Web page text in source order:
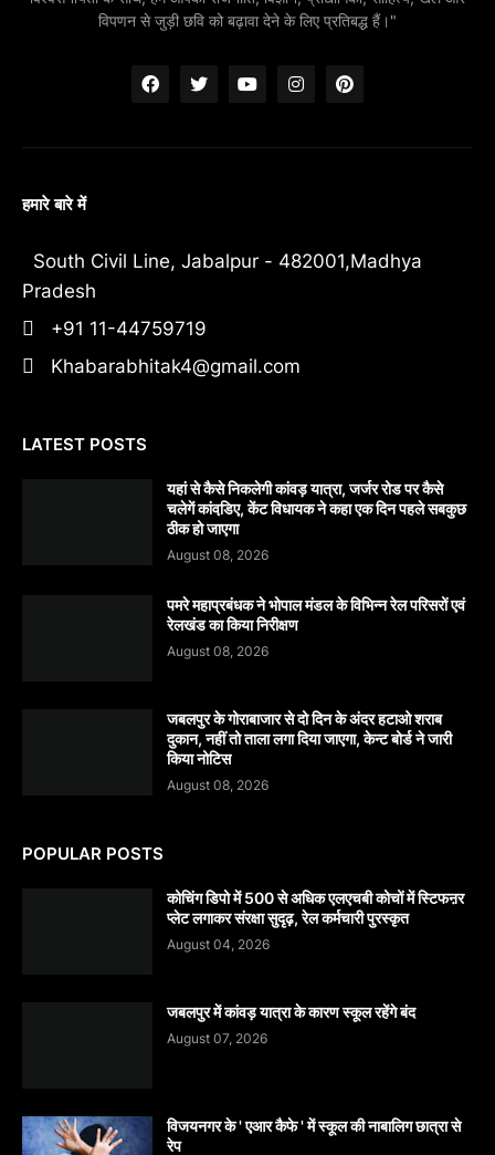
विपणन से जुड़ी छवि को बढ़ावा देने के लिए प्रतिबद्ध हैं।"
हमारे बारे में
South Civil Line, Jabalpur - 482001,Madhya
Pradesh
+91 11-44759719
Khabarabhitak4@gmail.com
LATEST POSTS
यहां से कैसे निकलेगी कांवड़ यात्रा, जर्जर रोड पर कैसे
चलेगें कांवडि़ए, केंट विधायक ने कहा एक दिन पहले सबकुछ
ठीक हो जाएगा
August 08, 2026
पमरे महाप्रबंधक ने भोपाल मंडल के विभिन्न रेल परिसरों एवं
रेलखंड का किया निरीक्षण
August 08, 2026
जबलपुर के गोराबाजार से दो दिन के अंदर हटाओ शराब
दुकान, नहीं तो ताला लगा दिया जाएगा, केन्ट बोर्ड ने जारी
किया नोटिस
August 08, 2026
POPULAR POSTS
कोचिंग डिपो में 500 से अधिक एलएचबी कोचों में स्टिफऩर
प्लेट लगाकर संरक्षा सुदृढ़, रेल कर्मचारी पुरस्कृत
August 04, 2026
जबलपुर में कांवड़ यात्रा के कारण स्कूल रहेंगे बंद
August 07, 2026
विजयनगर के ' एआर कैफे ' में स्कूल की नाबालिग छात्रा से
रेप